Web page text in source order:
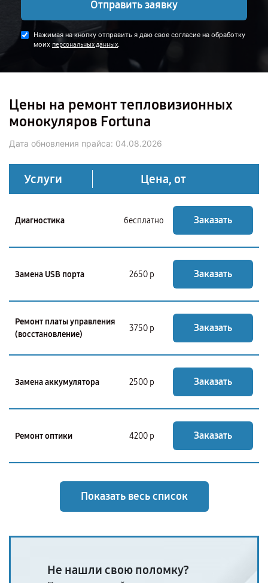
Отправить заявку
Нажимая на кнопку отправить я даю свое согласие на обработку
моих персональных данных.
Цены на ремонт тепловизионных
монокуляров Fortuna
Дата обновления прайса: 04.08.2026
Услуги Цена, от
Диагностика бесплатно Заказать
Замена USB порта 2650 р Заказать
Ремонт платы управления
(восстановление)
3750 р Заказать
Замена аккумулятора 2500 р Заказать
Ремонт оптики 4200 р Заказать
Показать весь список
Не нашли свою поломку?